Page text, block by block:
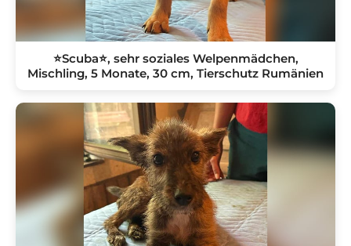
⭐️Scuba⭐️, sehr soziales Welpenmädchen,
Mischling, 5 Monate, 30 cm, Tierschutz Rumänien